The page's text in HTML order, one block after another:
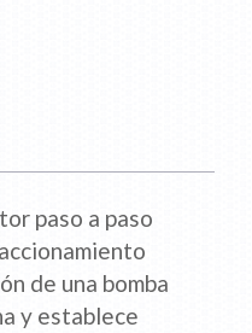
paso a paso
de una bomba
y establece